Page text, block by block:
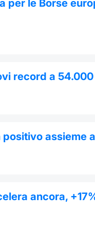
per le Borse
record a
assieme
ancora,